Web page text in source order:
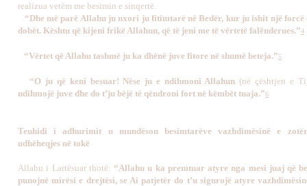
realizua vetëm me besimin e sinqertë.
“Dhe më parë Allahu ju nxori ju fitimtarë në Bedër, kur ju ishit një forcë
dobët. Kështu që kijeni frikë Allahun, që të jeni me të vërtetë falënderues.”4
“Vërtet që Allahu tashmë ju ka dhënë juve fitore në shumë beteja.”5
“O ju që keni besuar! Nëse ju e ndihmoni Allahun(në çështjen e
ndihmojë juve dhe do t’ju bëjë të qëndroni fort në këmbët tuaja.”6
Teuhidi i adhurimit u mundëson besimtarëve vazhdimësinë e
udhëheqjes në tokë
Allahu i Lartësuar thotë: “Allahu u ka premtuar atyre nga mesi juaj që
punojnë mirësi e drejtësi, se Ai patjetër do t’u sigurojë atyre